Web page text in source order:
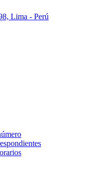
Lima - Perú